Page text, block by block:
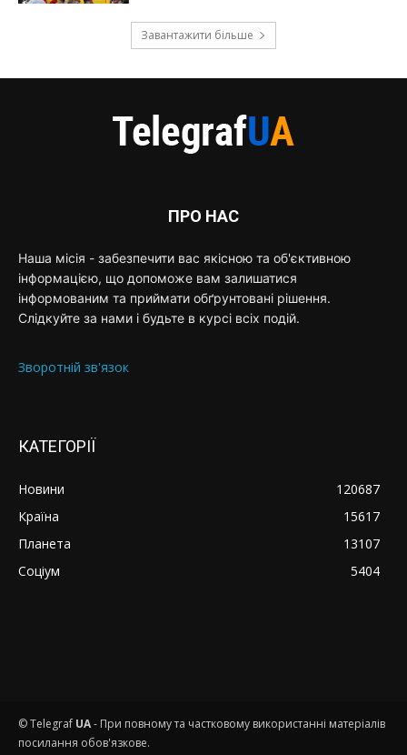
Завантажити більше
ПРО НАС
Наша місія - забезпечити вас якісною та об'єктивною
інформацією, що допоможе вам залишатися
інформованим та приймати обґрунтовані рішення.
Слідкуйте за нами і будьте в курсі всіх подій.
Зворотній зв'язок
КАТЕГОРІЇ
Новини
120687
Країна
15617
Планета
13107
Соціум
5404
© Telegraf UA- При повному та частковому використанні матеріалів
посилання обов'язкове.